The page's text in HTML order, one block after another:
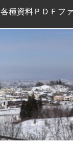
各種資料ＰＤＦフ